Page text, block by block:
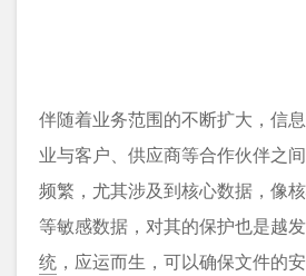
伴随着业务范围的不断扩大，信
业与客户、供应商等合作伙伴之
频繁，尤其涉及到核心数据，像
等敏感数据，对其的保护也是越发
统 ，应运而生，可以确保文件的